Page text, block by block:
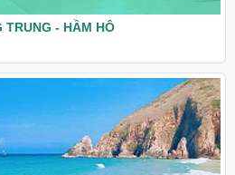
TRUNG - HẦM HÔ